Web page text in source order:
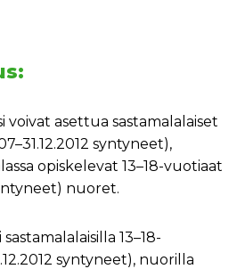
voivat asettua sastamalalaiset
syntyneet),
opiskelevat 13–18-vuotiaat
nuoret.
13–18-
syntyneet), nuorilla